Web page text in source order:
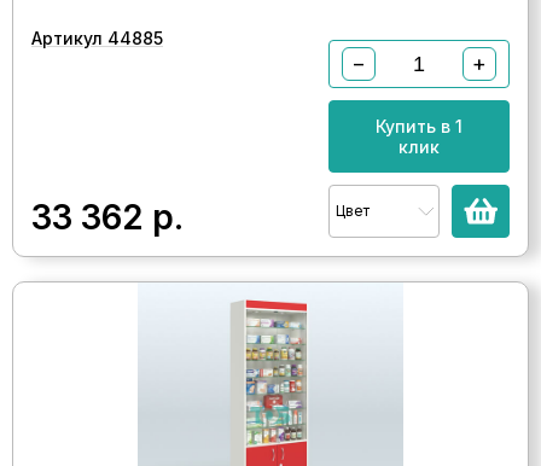
Артикул 44885
33 362 р.
− +
Купить в 1
клик
Цвет